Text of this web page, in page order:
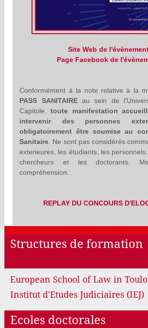
Site Web de
Page Facebook de
Conformément à la note relative à la
PASS SANITAIREau sein de
Capitole,toute manifestation
intervenir des personnes
obligatoirement être soumise au
Sanitaire . Ne sont pas considérés
exterieures, les étudiants, les
chercheurs et les doctorants.
compréhension.
REPLAY DU CONCOURS
Structures de formation
European School of Law in
Institut d'Etudes Judiciaires (IEJ)
Ecoles doctorales